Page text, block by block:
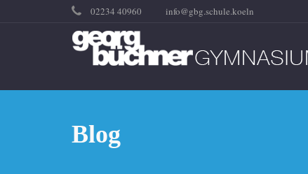
02234 40960 info@gbg.schule.koeln
Blog